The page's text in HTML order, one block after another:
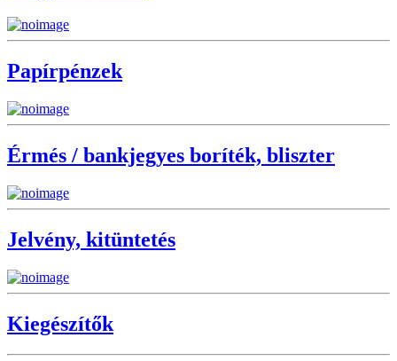
Papírpénzek
Érmés / bankjegyes boríték, bliszter
Jelvény, kitüntetés
Kiegészítők